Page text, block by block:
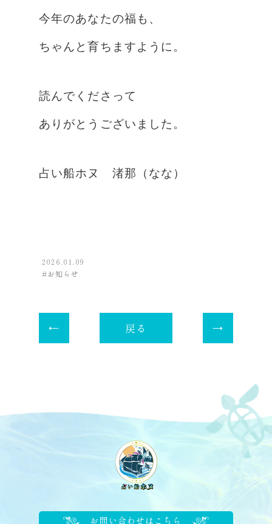
今年のあなたの福も、
ちゃんと育ちますように。
読んでくださって
ありがとうございました。
占い船ホヌ 渚那（なな）
2026.01.09
お知らせ
戻る
お問い合わせはこちら